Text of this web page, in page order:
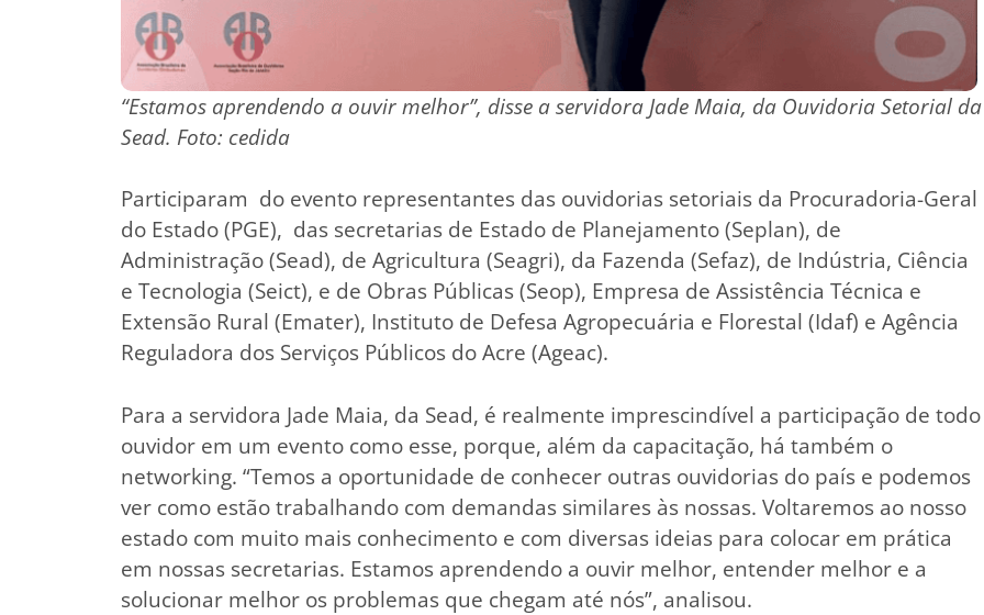
“Estamos aprendendo a ouvir melhor”, disse a servidora Jade Maia, da Ouvidoria Setorial da
Sead. Foto: cedida
Participaram do evento representantes das ouvidorias setoriais da Procuradoria-Geral
do Estado (PGE), das secretarias de Estado de Planejamento (Seplan), de
Administração (Sead), de Agricultura (Seagri), da Fazenda (Sefaz), de Indústria, Ciência
e Tecnologia (Seict), e de Obras Públicas (Seop), Empresa de Assistência Técnica e
Extensão Rural (Emater), Instituto de Defesa Agropecuária e Florestal (Idaf) e Agência
Reguladora dos Serviços Públicos do Acre (Ageac).
Para a servidora Jade Maia, da Sead, é realmente imprescindível a participação de todo
ouvidor em um evento como esse, porque, além da capacitação, há também o
networking. “Temos a oportunidade de conhecer outras ouvidorias do país e podemos
ver como estão trabalhando com demandas similares às nossas. Voltaremos ao nosso
estado com muito mais conhecimento e com diversas ideias para colocar em prática
em nossas secretarias. Estamos aprendendo a ouvir melhor, entender melhor e a
solucionar melhor os problemas que chegam até nós”, analisou.